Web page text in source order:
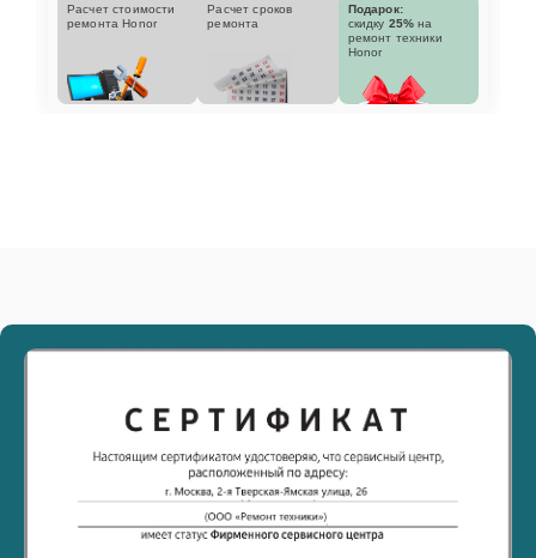
Расчет стоимости
ремонта Honor
Расчет сроков
ремонта
Подарок:
скидку 25% на
ремонт техники
Honor